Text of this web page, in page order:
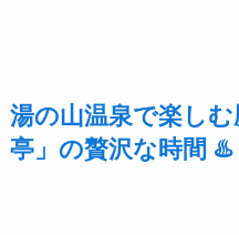
湯の山温泉で楽し
亭」の贅沢な時間 ♨️